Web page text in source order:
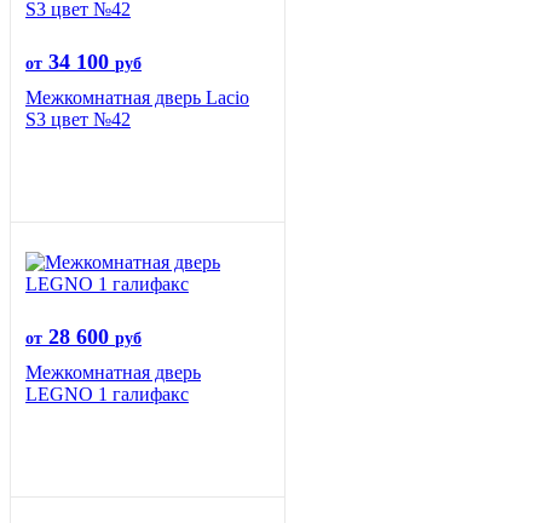
от 34 100 руб
Межкомнатная дверь Lacio
S3 цвет №42
от 28 600 руб
Межкомнатная дверь
LEGNO 1 галифакс